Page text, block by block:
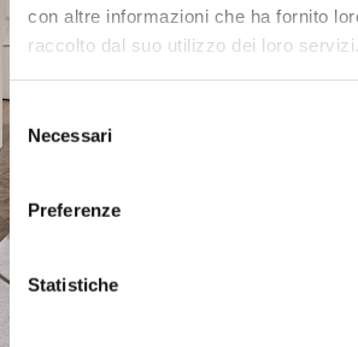
con altre informazioni che ha fornito
raccolto dal suo utilizzo dei loro servizi.
Selezione
del
consenso
Necessari
Preferenze
Statistiche